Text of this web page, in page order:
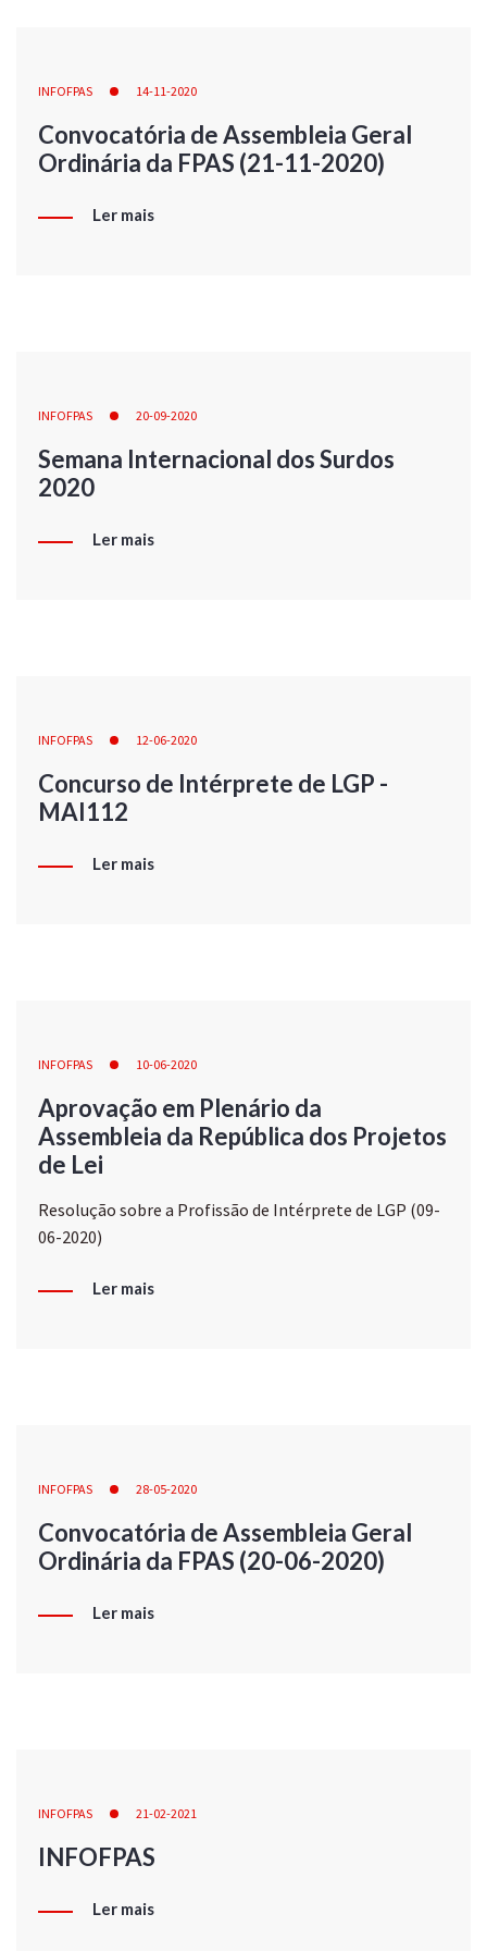
INFOFPAS 14-11-2020
Convocatória de Assembleia Geral
Ordinária da FPAS (21-11-2020)
Ler mais
INFOFPAS 20-09-2020
Semana Internacional dos Surdos
2020
Ler mais
INFOFPAS 12-06-2020
Concurso de Intérprete de LGP -
MAI112
Ler mais
INFOFPAS 10-06-2020
Aprovação em Plenário da
Assembleia da República dos Projetos
de Lei
Resolução sobre a Profissão de Intérprete de LGP (09-
06-2020)
Ler mais
INFOFPAS 28-05-2020
Convocatória de Assembleia Geral
Ordinária da FPAS (20-06-2020)
Ler mais
INFOFPAS 21-02-2021
INFOFPAS
Ler mais